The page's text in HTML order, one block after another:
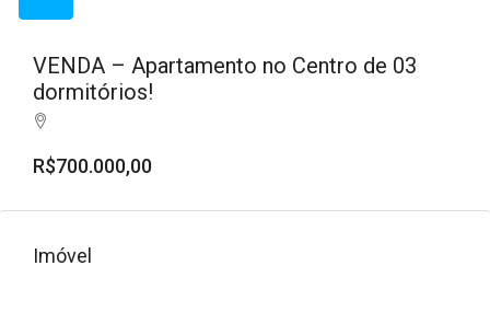
VENDA – Apartamento no Centro de 03
dormitórios!
R$700.000,00
Imóvel